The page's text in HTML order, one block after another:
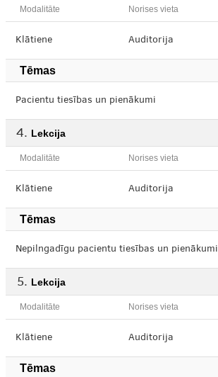
Modalitāte Norises vieta
Klātiene Auditorija
Tēmas
Pacientu tiesības un pienākumi
Lekcija
Modalitāte Norises vieta
Klātiene Auditorija
Tēmas
Nepilngadīgu pacientu tiesības un pienākumi
Lekcija
Modalitāte Norises vieta
Klātiene Auditorija
Tēmas